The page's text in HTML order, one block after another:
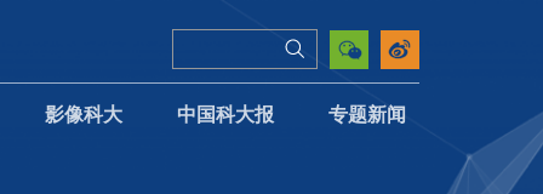
影像科大 中国科大报 专题新闻